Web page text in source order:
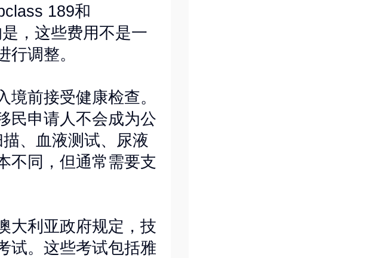
189和
，这些费用不是一
调整。
前接受健康检查。
民申请人不会成为公
、血液测试、尿液
不同，但通常需要支
大利亚政府规定，技
试。这些考试包括雅